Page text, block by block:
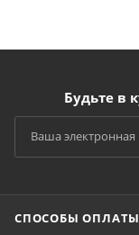
Будьте в
СПОСОБЫ ОПЛАТЫ